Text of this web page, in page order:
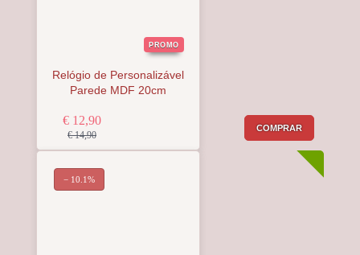
PROMO
Relógio de Personalizável
Parede MDF 20cm
€ 12,90
€ 14,90
COMPRAR
− 10.1%